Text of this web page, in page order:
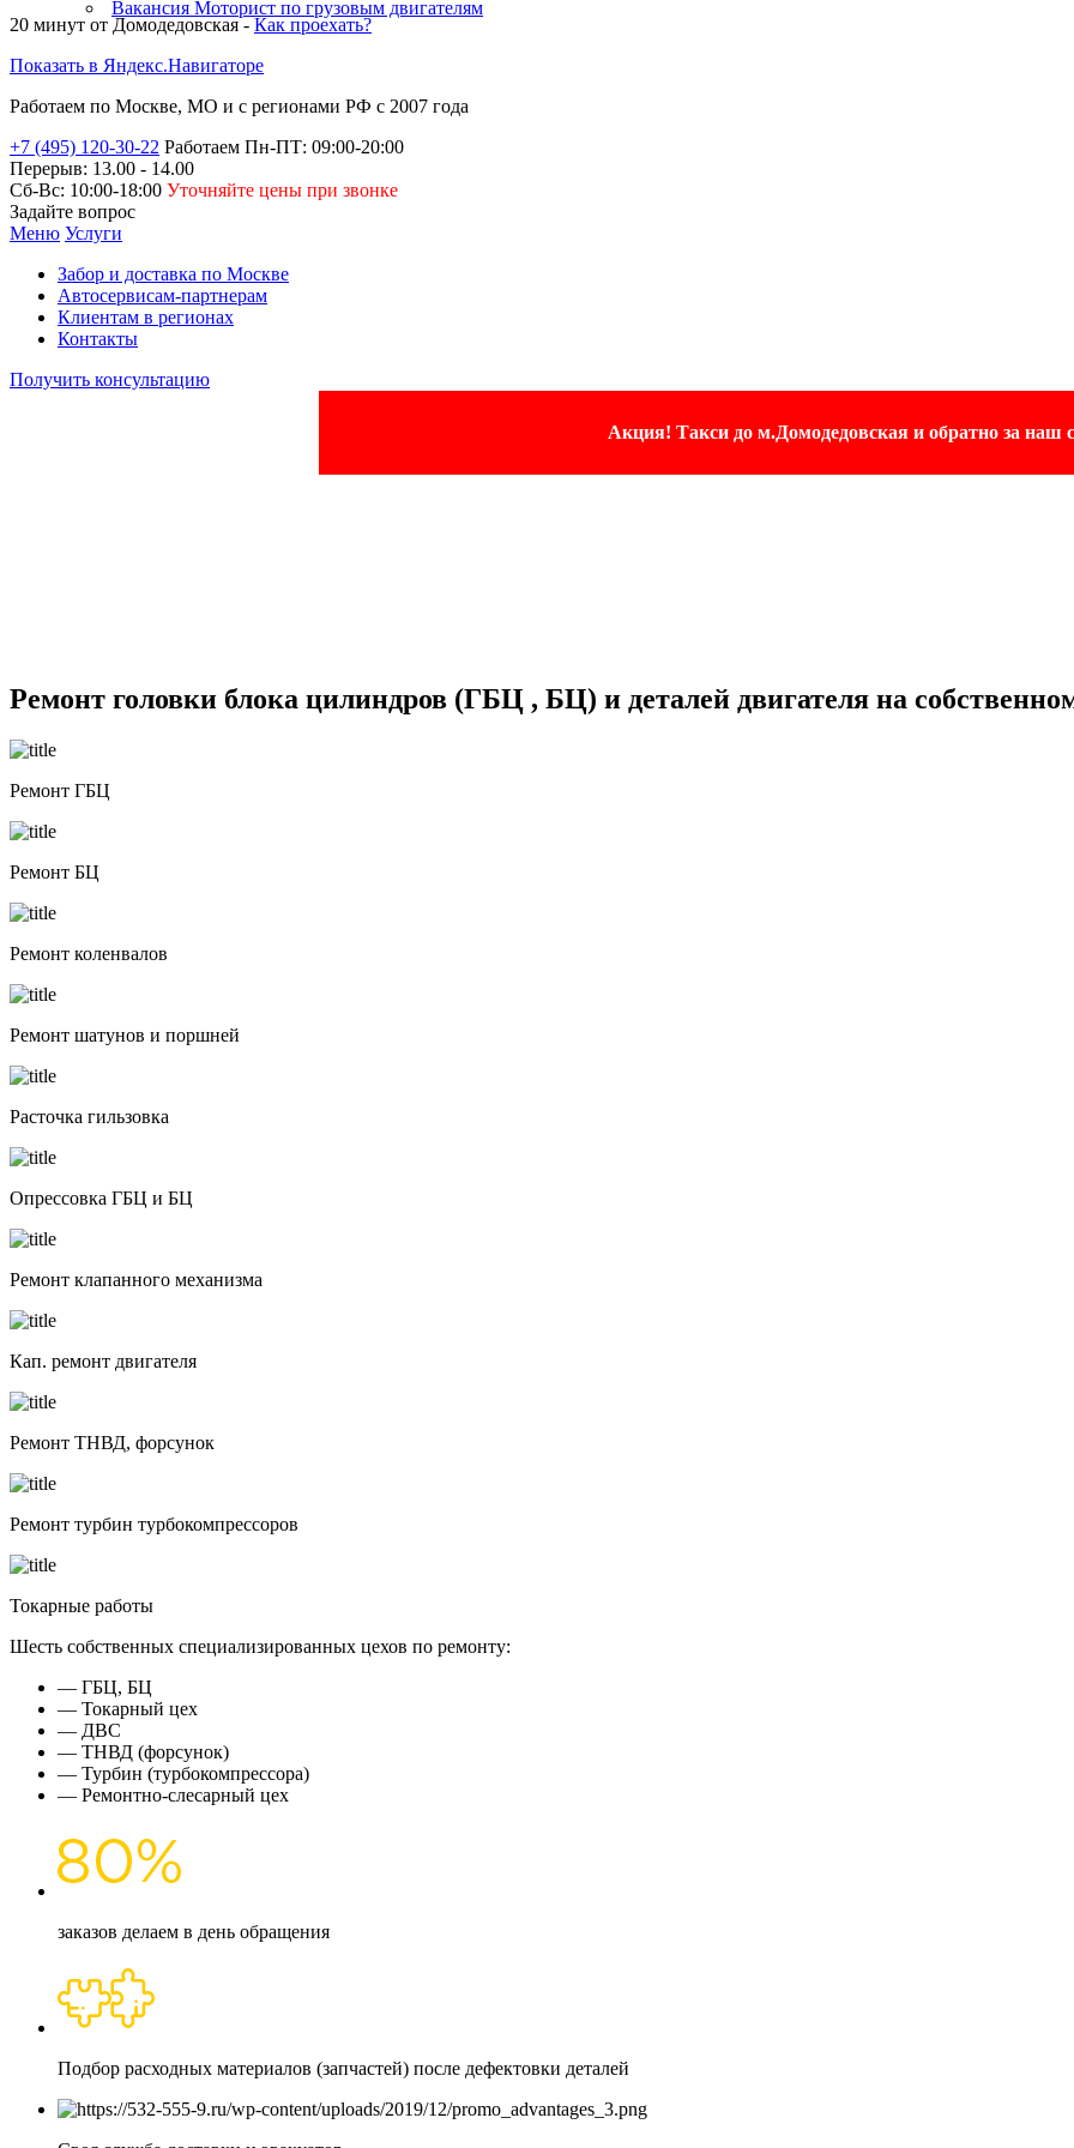
Ремонт ТНВД
TOYOTA
форсунок
Ремонт ТНВД
Вакансия Моторист по грузовым двигателям
20 минут от Домодедовская - Как проехать?
Показать в Яндекс.Навигаторе
Работаем по Москве, МО и с регионами РФ с 2007 года
+7 (495) 120-30-22 Работаем Пн-ПТ: 09:00-20:00
Перерыв: 13.00 - 14.00
Сб-Вс: 10:00-18:00 Уточняйте цены при звонке
Задайте вопрос
Меню Услуги
Забор и доставка по Москве
Автосервисам-партнерам
Клиентам в регионах
Контакты
Получить консультацию
Акция! Такси до м.Домодедовская и обратно за наш
Ремонт головки блока цилиндров (ГБЦ , БЦ) и деталей двигателя на
Ремонт ГБЦ
Ремонт БЦ
Ремонт коленвалов
Ремонт шатунов и поршней
Расточка гильзовка
Опрессовка ГБЦ и БЦ
Ремонт клапанного механизма
Кап. ремонт двигателя
Ремонт ТНВД, форсунок
Ремонт турбин турбокомпрессоров
Токарные работы
Шесть собственных специализированных цехов по ремонту:
— ГБЦ, БЦ
— Токарный цех
— ДВС
— ТНВД (форсунок)
— Турбин (турбокомпрессора)
— Ремонтно-слесарный цех
заказов делаем в день обращения
Подбор расходных материалов (запчастей) после дефектовки деталей